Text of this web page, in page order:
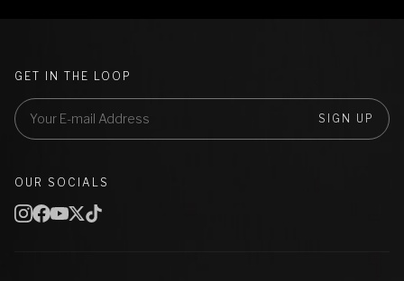
GET IN THE LOOP
SIGN UP
OUR SOCIALS